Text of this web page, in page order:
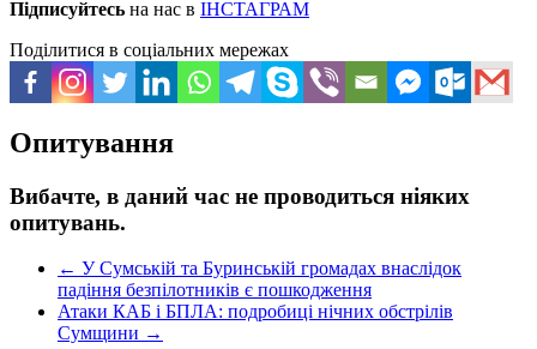
Підписуйтесь на нас в ІНСТАГРАМ
Поділитися в соціальних мережах
Опитування
Вибачте, в даний час не проводиться ніяких
опитувань.
← У Сумській та Буринській громадах внаслідок
падіння безпілотників є пошкодження
Атаки КАБ і БПЛА: подробиці нічних обстрілів
Сумщини →